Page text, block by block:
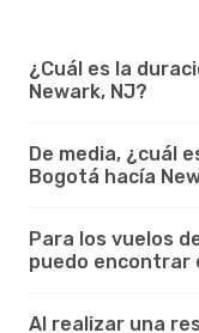
¿Cuál es la
Newark, NJ?
De media, ¿cuál
Bogotá hacía
Para los vuelos
puedo encontrar
Al realizar una